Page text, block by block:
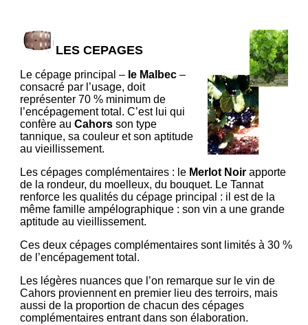
LES CEPAGES
Le cépage principal – le Malbec –
consacré par l’usage, doit
représenter 70 % minimum de
l’encépagement total. C’est lui qui
confère au Cahors son type
tannique, sa couleur et son aptitude
au vieillissement.
Les cépages complémentaires : le Merlot Noir apporte
de la rondeur, du moelleux, du bouquet. Le Tannat
renforce les qualités du cépage principal : il est de la
même famille ampélographique : son vin a une grande
aptitude au vieillissement.
Ces deux cépages complémentaires sont limités à 30 %
de l’encépagement total.
Les légères nuances que l’on remarque sur le vin de
Cahors proviennent en premier lieu des terroirs, mais
aussi de la proportion de chacun des cépages
complémentaires entrant dans son élaboration.